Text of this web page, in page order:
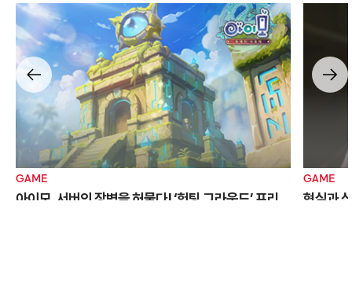
GAME
아이모, 서버의 장벽을 허물다! ‘헌팅 그라운드’ 프리
GAME
현실과